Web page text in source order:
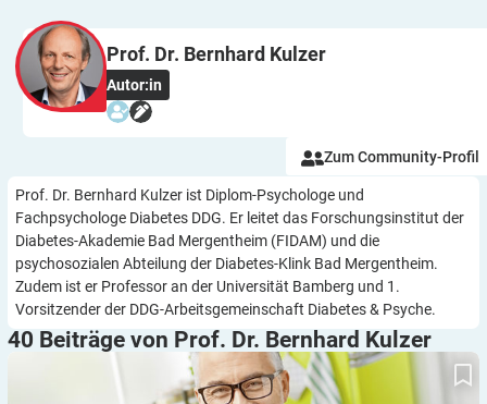
Prof. Dr. Bernhard Kulzer
Autor:in
Zum Community-Profil
Prof. Dr. Bernhard Kulzer ist Diplom-Psychologe und
Fachpsychologe Diabetes DDG. Er leitet das Forschungsinstitut der
Diabetes-Akademie Bad Mergentheim (FIDAM) und die
psychosozialen Abteilung der Diabetes-Klink Bad Mergentheim.
Zudem ist er Professor an der Universität Bamberg und 1.
Vorsitzender der DDG-Arbeitsgemeinschaft Diabetes & Psyche.
40 Beiträge von Prof. Dr. Bernhard Kulzer
Erfolgsrezepte für ein gutes Leben mit Diabetes